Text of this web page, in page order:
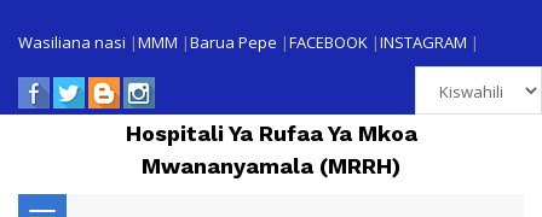
Wasiliana nasi |MMM |Barua Pepe |FACEBOOK |INSTAGRAM |
Hospitali Ya Rufaa Ya Mkoa
Mwananyamala (MRRH)